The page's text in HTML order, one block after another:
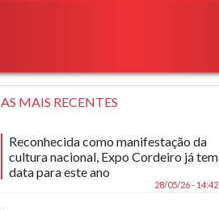
AS MAIS RECENTES
Reconhecida como manifestação da
cultura nacional, Expo Cordeiro já tem
data para este ano
28/05/26 - 14:42